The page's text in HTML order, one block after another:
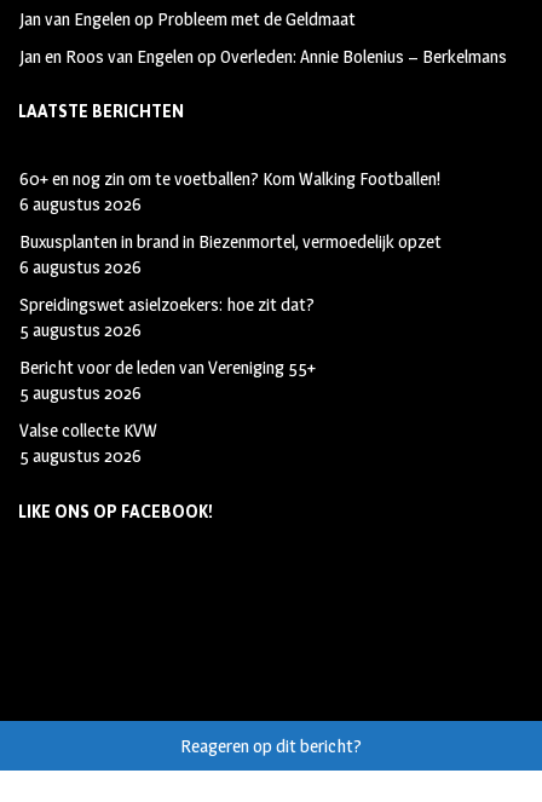
Jan van Engelenop Probleem met de Geldmaat
Jan en Roos van EngelenopOverleden: Annie Bolenius – Berkelmans
LAATSTE BERICHTEN
60+ en nog zin om te voetballen? Kom Walking Footballen!
6 augustus 2026
Buxusplanten in brand in Biezenmortel, vermoedelijk opzet
6 augustus 2026
Spreidingswet asielzoekers: hoe zit dat?
5 augustus 2026
Bericht voor de leden van Vereniging 55+
5 augustus 2026
Valse collecte KVW
5 augustus 2026
LIKE ONS OP FACEBOOK!
Reageren op dit bericht?
© Auteursrecht op eigen tekst/beeld vanHelvoirt.net,Haaren.nuen